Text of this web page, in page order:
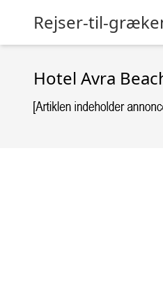
Rejser-til-
Hotel Avra